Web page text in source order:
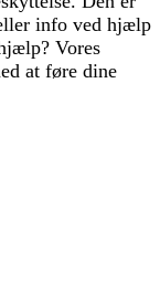
info ved hjælp
Vores
at føre dine